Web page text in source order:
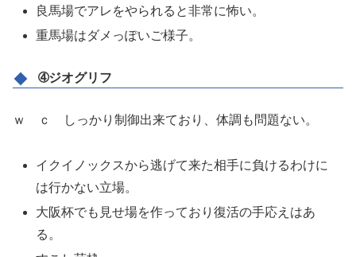
良馬場でアレをやられると非常に怖い。
重馬場はダメっぽいご様子。
➃ジオグリフ
ｗ ｃ しっかり制御出来ており、体調も問題ない。
イクイノックスから逃げて来た相手に負けるわけに
は行かない立場。
大阪杯でも見せ場を作っており復活の手応えはあ
る。